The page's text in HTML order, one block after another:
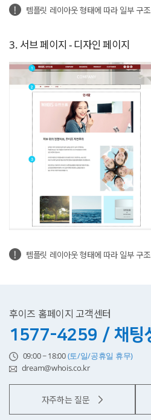
템플릿 레이아웃 형태에 따라 일부 구
3. 서브 페이지 - 디자인 페이지
템플릿 레이아웃 형태에 따라 일부 구
후이즈 홈페이지 고객센터
1577-4259 / 채팅
09:00 ~ 18:00(토/일/공휴일 휴무)
dream@whois.co.kr
자주하는 질문